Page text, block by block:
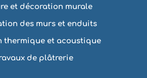
et décoration murale
des murs et enduits
thermique et acoustique
de plâtrerie